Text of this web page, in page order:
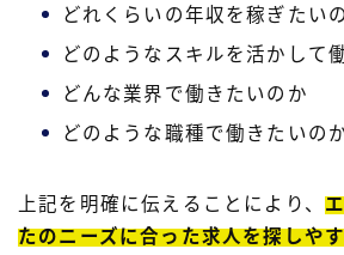
どれくらいの年収を稼ぎたい
どのようなスキルを活かして
どんな業界で働きたいのか
どのような職種で働きたいの
上記を明確に伝えることにより、
たのニーズに合った求人を探しや